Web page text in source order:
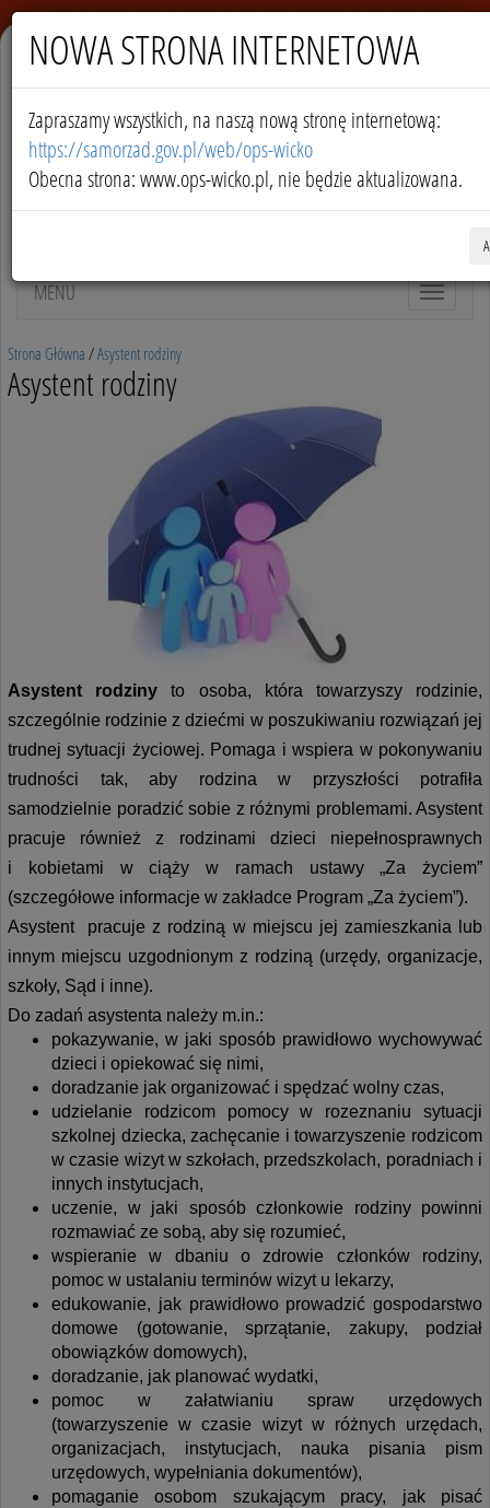
A AA
Toggle
MENU
Strona Główna /Asystent rodziny
Asystent rodziny
Asystent rodziny to osoba, która towarzyszy rodzinie,
szczególnie rodzinie z dziećmi w poszukiwaniu rozwiązań jej
trudnej sytuacji życiowej. Pomaga i wspiera w pokonywaniu
trudności tak, aby rodzina w przyszłości potrafiła
samodzielnie poradzić sobie z różnymi problemami. Asystent
pracuje również z rodzinami dzieci niepełnosprawnych
i kobietami w ciąży w ramach ustawy „Za życiem”
(szczegółowe informacje w zakładce Program „Za życiem”).
Asystent pracuje z rodziną w miejscu jej zamieszkania lub
innym miejscu uzgodnionym z rodziną (urzędy, organizacje,
szkoły, Sąd i inne).
Do zadań asystenta należy m.in.:
pokazywanie, w jaki sposób prawidłowo wychowywać
dzieci i opiekować się nimi,
doradzanie jak organizować i spędzać wolny czas,
udzielanie rodzicom pomocy w rozeznaniu sytuacji
szkolnej dziecka, zachęcanie i towarzyszenie rodzicom
w czasie wizyt w szkołach, przedszkolach, poradniach i
innych instytucjach,
uczenie, w jaki sposób członkowie rodziny powinni
rozmawiać ze sobą, aby się rozumieć,
wspieranie w dbaniu o zdrowie członków rodziny,
pomoc w ustalaniu terminów wizyt u lekarzy,
edukowanie, jak prawidłowo prowadzić gospodarstwo
domowe (gotowanie, sprzątanie, zakupy, podział
obowiązków domowych),
doradzanie, jak planować wydatki,
pomoc w załatwianiu spraw urzędowych
(towarzyszenie w czasie wizyt w różnych urzędach,
organizacjach, instytucjach, nauka pisania pism
urzędowych, wypełniania dokumentów),
pomaganie osobom szukającym pracy, jak pisać
NOWA STRONA INTERNETOWA
Zapraszamy wszystkich, na naszą nową stronę internetową:
https://samorzad.gov.pl/web/ops-wicko
Obecna strona: www.ops-wicko.pl, nie będzie aktualizowana.